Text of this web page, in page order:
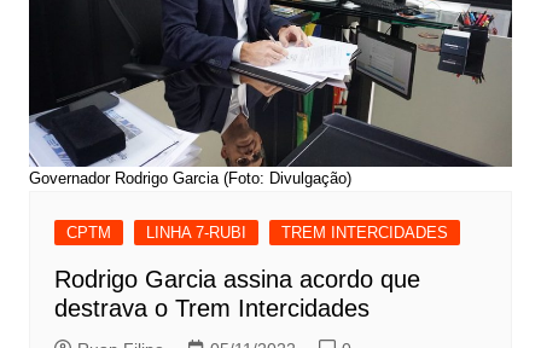
Governador Rodrigo Garcia (Foto: Divulgação)
CPTM LINHA 7-RUBI TREM INTERCIDADES
Rodrigo Garcia assina acordo que
destrava o Trem Intercidades